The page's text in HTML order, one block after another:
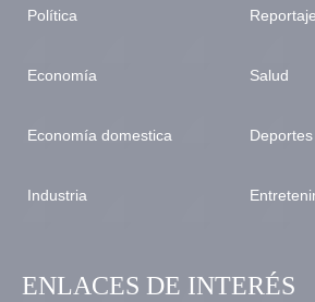
Política
Economía
Economía domestica
Industria
Salud
Deportes
ENLACES DE INTERÉS